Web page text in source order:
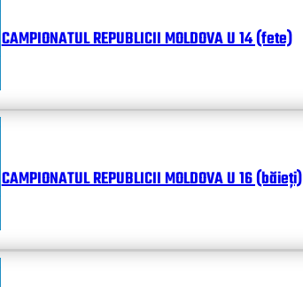
CAMPIONATUL REPUBLICII MOLDOVA U 14 (fete)
CAMPIONATUL REPUBLICII MOLDOVA U 16 (băieți)